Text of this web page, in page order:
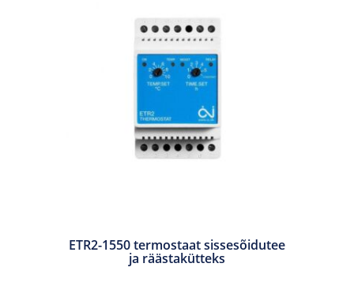
ETR2-1550 termostaat sissesõidutee
ja räästakütteks